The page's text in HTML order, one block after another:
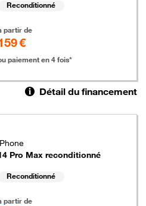
Reconditionné
partir de
€
paiement en 4 fois*
Détail du financement
non sélectionnables
Pro Max reconditionné
Reconditionné
partir de